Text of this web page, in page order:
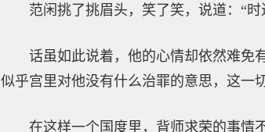
范闲挑了挑眉头，笑了笑，说道：“
话虽如此说着，他的心情却依然难免
似乎宫里对他没有什么治罪的意思，这一
在这样一个国度里，背师求荣的事情